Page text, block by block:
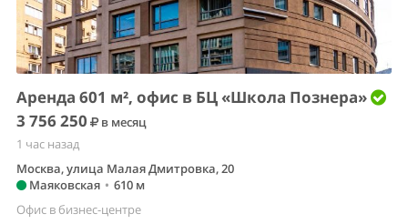
Аренда 601 м², офис в БЦ «Школа Познера»
3 756 250
в месяц
1 час назад
Москва, улица Малая Дмитровка, 20
Маяковская • 610 м
Офис в бизнес-центре